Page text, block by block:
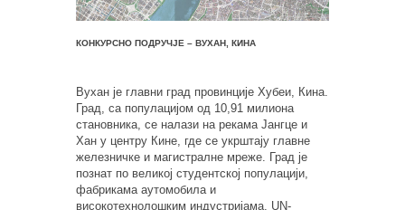
КОНКУРСНО ПОДРУЧЈЕ – ВУХАН, КИНА
Вухан је главни град провинције Хубеи, Кина.
Град, са популацијом од 10,91 милиона
становника, се налази на рекама Јангце и
Хан у центру Кине, где се укрштају главне
железничке и магистралне мреже. Град је
познат по великој студентској популацији,
фабрикама аутомобила и
високотехнолошким индустријама. UN-